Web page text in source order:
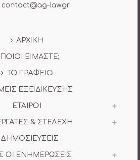
contact@ag-law.gr
ΑΡΧΙΚΗ
ΠΟΙΟΙ ΕΙΜΑΣΤΕ;
ΤΟ ΓΡΑΦΕΙΟ
ΕΞΕΙΔΙΚΕΥΣΗΣ
ΕΤΑΙΡΟΙ
& ΣΤΕΛΕΧΗ
ΔΗΜΟΣΙΕΥΣΕΙΣ
ΟΙ ΕΝΗΜΕΡΩΣΕΙΣ